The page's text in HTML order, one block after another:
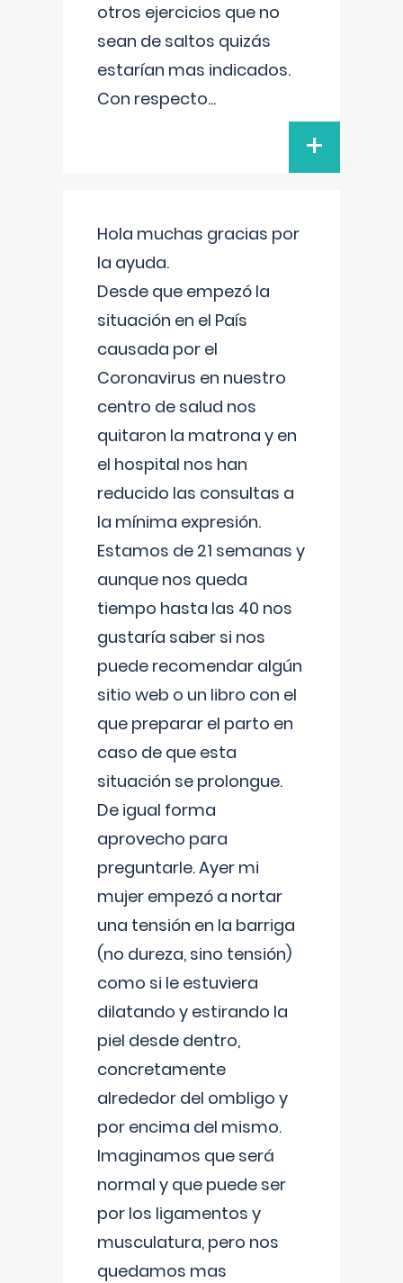
otros ejercicios que no
sean de saltos quizás
estarían mas indicados.
Con respecto...
+
Hola muchas gracias por
la ayuda.
Desde que empezó la
situación en el País
causada por el
Coronavirus en nuestro
centro de salud nos
quitaron la matrona y en
el hospital nos han
reducido las consultas a
la mínima expresión.
Estamos de 21 semanas y
aunque nos queda
tiempo hasta las 40 nos
gustaría saber si nos
puede recomendar algún
sitio web o un libro con el
que preparar el parto en
caso de que esta
situación se prolongue.
De igual forma
aprovecho para
preguntarle. Ayer mi
mujer empezó a nortar
una tensión en la barriga
(no dureza, sino tensión)
como si le estuviera
dilatando y estirando la
piel desde dentro,
concretamente
alrededor del ombligo y
por encima del mismo.
Imaginamos que será
normal y que puede ser
por los ligamentos y
musculatura, pero nos
quedamos mas